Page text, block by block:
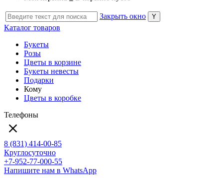
Закрыть окно
Каталог товаров
Букеты
Розы
Цветы в корзине
Букеты невесты
Подарки
Кому
Цветы в коробке
Телефоны
8 (831) 414-00-85
Круглосуточно
+7-952-77-000-55
Напишите нам в WhatsApp